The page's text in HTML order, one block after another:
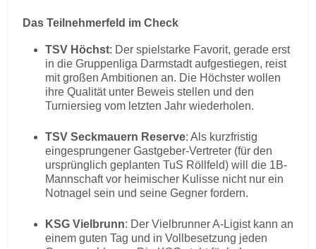
Das Teilnehmerfeld im Check
TSV Höchst: Der spielstarke Favorit, gerade erst
in die Gruppenliga Darmstadt aufgestiegen, reist
mit großen Ambitionen an. Die Höchster wollen
ihre Qualität unter Beweis stellen und den
Turniersieg vom letzten Jahr wiederholen.
TSV Seckmauern Reserve: Als kurzfristig
eingesprungener Gastgeber-Vertreter (für den
ursprünglich geplanten TuS Röllfeld) will die 1B-
Mannschaft vor heimischer Kulisse nicht nur ein
Notnagel sein und seine Gegner fordern.
KSG Vielbrunn: Der Vielbrunner A-Ligist kann an
einem guten Tag und in Vollbesetzung jeden